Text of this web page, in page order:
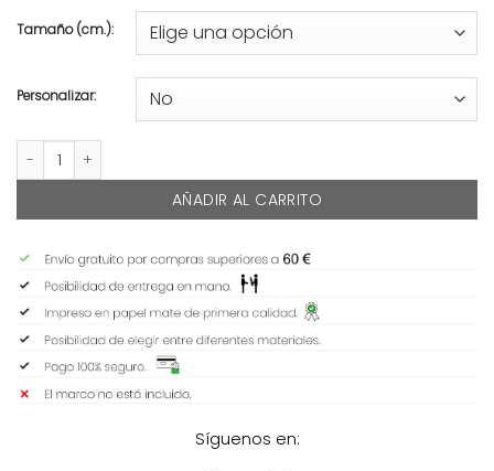
Tamaño (cm.):
Personalizar:
CONSTELACIÓN CANARIA cantidad
AÑADIR AL CARRITO
Síguenos en: